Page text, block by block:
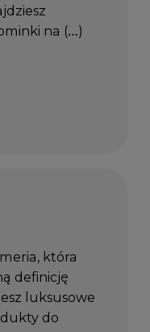
na (…)
która
definicję
luksusowe
do